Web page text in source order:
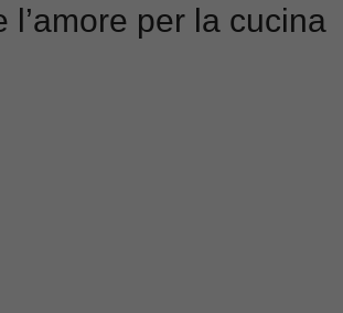
l’amore per la cucina